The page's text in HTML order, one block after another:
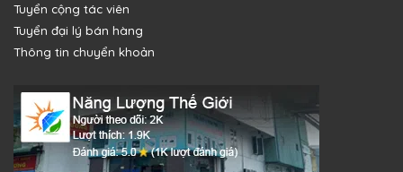
Tuyển cộng tác viên
Tuyển đại lý bán hàng
Thông tin chuyển khoản